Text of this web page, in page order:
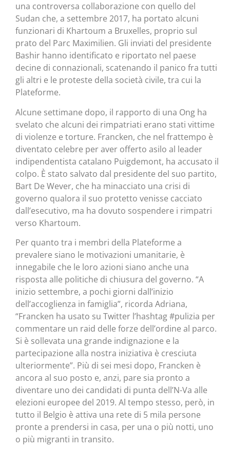
una controversa collaborazione con quello del
Sudan che, a settembre 2017, ha portato alcuni
funzionari di Khartoum a Bruxelles, proprio sul
prato del Parc Maximilien. Gli inviati del presidente
Bashir hanno identificato e riportato nel paese
decine di connazionali, scatenando il panico fra tutti
gli altri e le proteste della società civile, tra cui la
Plateforme.
Alcune settimane dopo, il rapporto di una Ong ha
svelato che alcuni dei rimpatriati erano stati vittime
di violenze e torture. Francken, che nel frattempo è
diventato celebre per aver offerto asilo al leader
indipendentista catalano Puigdemont, ha accusato il
colpo. È stato salvato dal presidente del suo partito,
Bart De Wever, che ha minacciato una crisi di
governo qualora il suo protetto venisse cacciato
dall’esecutivo, ma ha dovuto sospendere i rimpatri
verso Khartoum.
Per quanto tra i membri della Plateforme a
prevalere siano le motivazioni umanitarie, è
innegabile che le loro azioni siano anche una
risposta alle politiche di chiusura del governo. “A
inizio settembre, a pochi giorni dall’inizio
dell’accoglienza in famiglia”, ricorda Adriana,
“Francken ha usato su Twitter l’hashtag #pulizia per
commentare un raid delle forze dell’ordine al parco.
Si è sollevata una grande indignazione e la
partecipazione alla nostra iniziativa è cresciuta
ulteriormente”. Più di sei mesi dopo, Francken è
ancora al suo posto e, anzi, pare sia pronto a
diventare uno dei candidati di punta dell’N-Va alle
elezioni europee del 2019. Al tempo stesso, però, in
tutto il Belgio è attiva una rete di 5 mila persone
pronte a prendersi in casa, per una o più notti, uno
o più migranti in transito.